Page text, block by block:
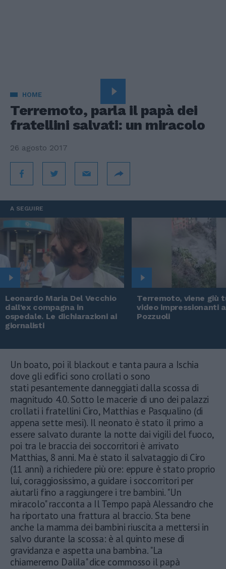
HOME
Terremoto, parla il papà dei
fratellini salvati: un miracolo
26 agosto 2017
A SEGUIRE
Leonardo Maria Del Vecchio
dall'ex compagna in
ospedale. Le dichiarazioni ai
giornalisti
Terremoto, viene giù
video impressionanti a
Pozzuoli
Un boato, poi il blackout e tanta paura a Ischia
dove gli edifici sono crollati o sono
stati pesantemente danneggiati dalla scossa di
magnitudo 4.0. Sotto le macerie di uno dei palazzi
crollati i fratellini Ciro, Matthias e Pasqualino (di
appena sette mesi). Il neonato è stato il primo a
essere salvato durante la notte dai vigili del fuoco,
poi tra le braccia dei soccorritori è arrivato
Matthias, 8 anni. Ma è stato il salvataggio di Ciro
(11 anni) a richiedere più ore: eppure è stato proprio
lui, coraggiosissimo, a guidare i soccorritori per
aiutarli fino a raggiungere i tre bambini. "Un
miracolo" racconta a Il Tempo papà Alessandro che
ha riportato una frattura al braccio. Sta bene
anche la mamma dei bambini riuscita a mettersi in
salvo durante la scossa: è al quinto mese di
gravidanza e aspetta una bambina. "La
chiameremo Dalila" dice commosso il papà